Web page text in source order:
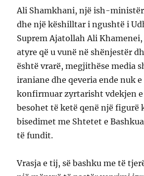
Ali Shamkhani, një ish-
dhe një këshilltar i ngushtë i
Suprem Ajatollah Ali
atyre që u vunë në shënjestër
është vrarë, megjithëse media
iraniane dhe qeveria ende nuk e
konfirmuar zyrtarisht vdekjen
besohet të ketë qenë një figurë
bisedimet me Shtetet e
të fundit.
Vrasja e tij, së bashku me të